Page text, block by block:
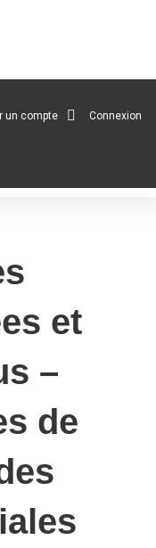
un compte Connexion
et
–
de